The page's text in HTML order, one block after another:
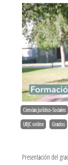
Ciencias Jurídico-Sociales
URJC online Grados
Presentación del